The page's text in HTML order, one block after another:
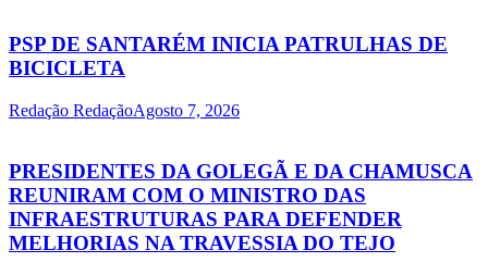
PSP DE SANTARÉM INICIA PATRULHAS DE
BICICLETA
Redação RedaçãoAgosto 7, 2026
PRESIDENTES DA GOLEGÃ E DA CHAMUSCA
REUNIRAM COM O MINISTRO DAS
INFRAESTRUTURAS PARA DEFENDER
MELHORIAS NA TRAVESSIA DO TEJO